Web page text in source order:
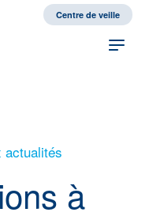
Centre de veille
actualités
à